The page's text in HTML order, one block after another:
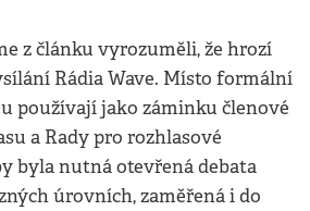
z článku vyrozuměli, že hrozí
Rádia Wave. Místo formální
používají jako záminku členové
a Rady pro rozhlasové
byla nutná otevřená debata
úrovních, zaměřená i do